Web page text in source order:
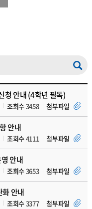
청 안내 (4학년 필독)
조회수3458 첨부파일
안내
조회수4111 첨부파일
안내
조회수3653 첨부파일
안내
조회수3377 첨부파일